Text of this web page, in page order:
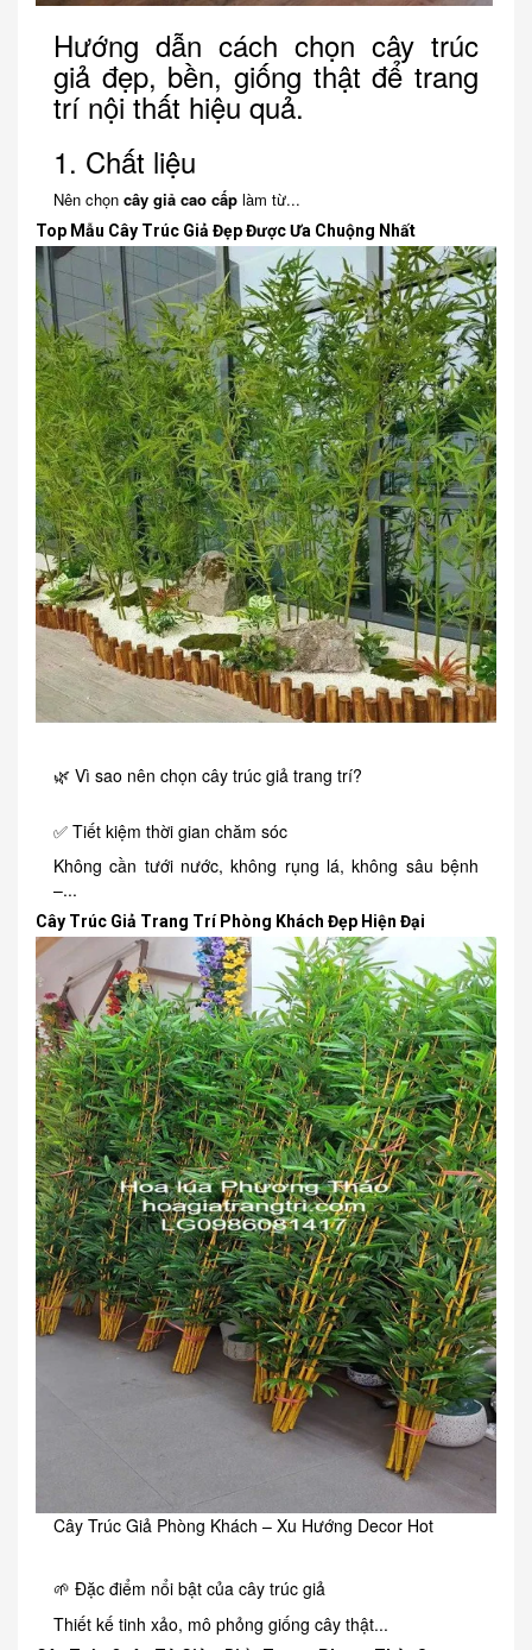
Hướng dẫn cách chọn cây trúc
giả đẹp, bền, giống thật để trang
trí nội thất hiệu quả.
1. Chất liệu
Nên chọn cây giả cao cấp làm từ...
Top Mẫu Cây Trúc Giả Đẹp Được Ưa Chuộng Nhất
🌿 Vì sao nên chọn cây trúc giả trang trí?
✅ Tiết kiệm thời gian chăm sóc
Không cần tưới nước, không rụng lá, không sâu bệnh
–...
Cây Trúc Giả Trang Trí Phòng Khách Đẹp Hiện Đại
Cây Trúc Giả Phòng Khách – Xu Hướng Decor Hot
🌱 Đặc điểm nổi bật của cây trúc giả
Thiết kế tinh xảo, mô phỏng giống cây thật...